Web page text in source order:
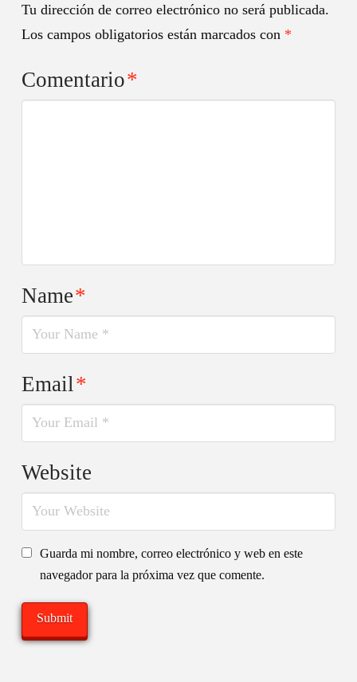
Tu dirección de correo electrónico no será publicada.
Los campos obligatorios están marcados con *
Comentario*
Name*
Email*
Website
Guarda mi nombre, correo electrónico y web en este
navegador para la próxima vez que comente.